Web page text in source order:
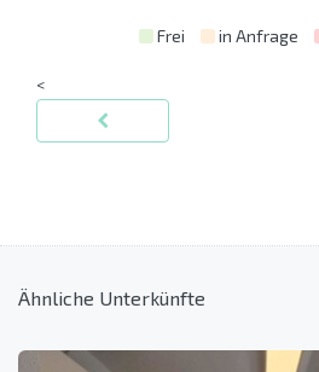
Frei in Anfrage
<
Ähnliche Unterkünfte